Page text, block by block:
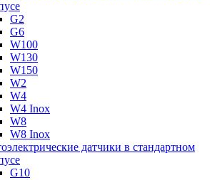
G2
G6
W100
W130
W150
W2
W4
W4 Inox
W8
W8 Inox
датчики в стандартном
G10